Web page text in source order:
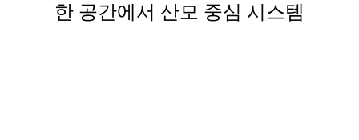
한 공간에서 산모 중심 시스템